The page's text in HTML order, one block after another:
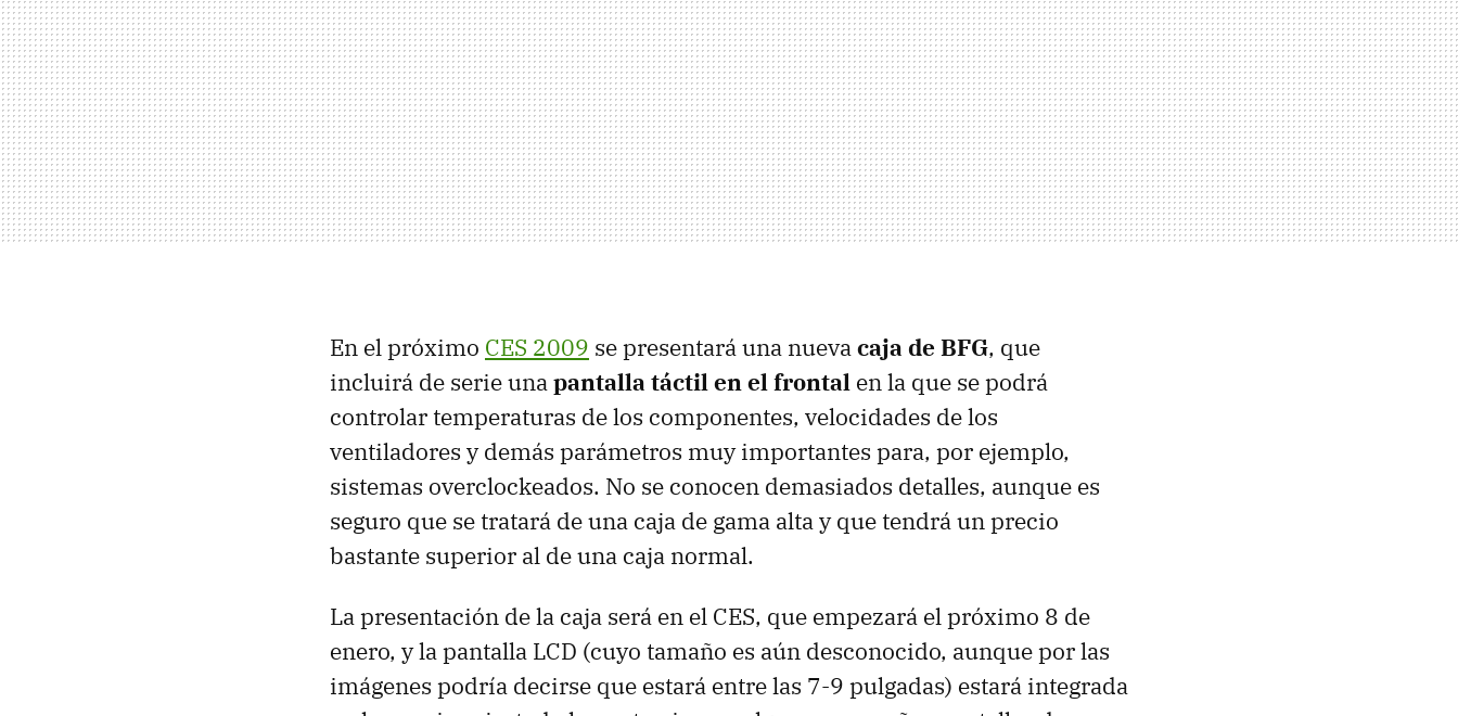
En el próximo CES 2009 se presentará una nuevacaja de BFG, que
incluirá de serie unapantalla táctil en el frontal en la que se podrá
controlar temperaturas de los componentes, velocidades de los
ventiladores y demás parámetros muy importantes para, por ejemplo,
sistemas overclockeados. No se conocen demasiados detalles, aunque es
seguro que se tratará de una caja de gama alta y que tendrá un precio
bastante superior al de una caja normal.
La presentación de la caja será en el CES, que empezará el próximo 8 de
enero, y la pantalla LCD (cuyo tamaño es aún desconocido, aunque por las
imágenes podría decirse que estará entre las 7-9 pulgadas) estará integrada